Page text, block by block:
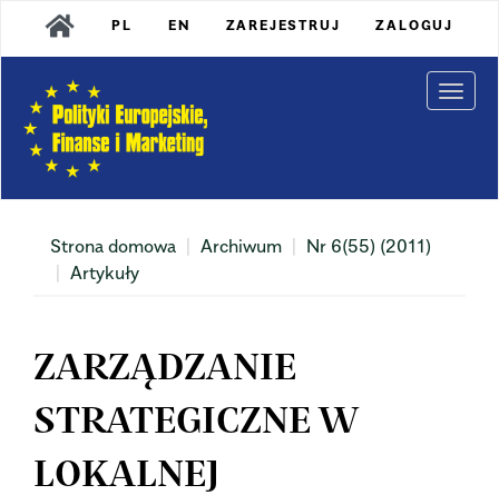
Main
Navigation
Content
Sidebar
PL EN ZAREJESTRUJ ZALOGUJ
Strona domowa Archiwum
Nr 6(55) (2011)
Artykuły
ZARZĄDZANIE
STRATEGICZNE W
LOKALNEJ